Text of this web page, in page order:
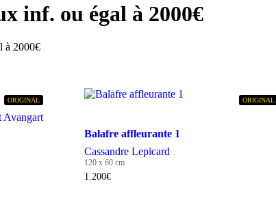
inf. ou égal à 2000€
à 2000€
ORIGINAL ORIGINAL
Balafre affleurante 1
Cassandre Lepicard
120 x 60 cm
1.200€